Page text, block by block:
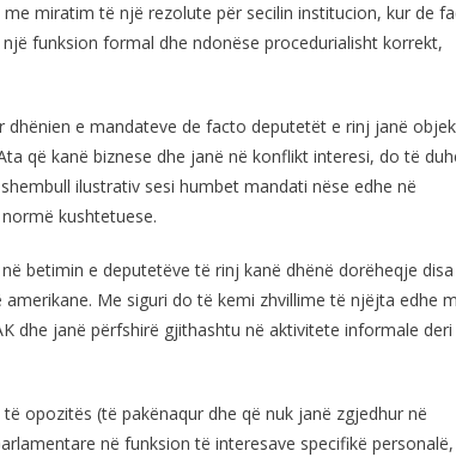
miratim të një rezolute për secilin institucion, kur de
funksion formal dhe ndonëse procedurialisht korrekt,
e mandateve de facto deputetët e rinj janë
që kanë biznese dhe janë në konflikt interesi, do të
ilustrativ sesi humbet mandati nëse edhe në
kushtetuese.
betimin e deputetëve të rinj kanë dhënë dorëheqje disa
Me siguri do të kemi zhvillime të njëjta edhe
dhe janë përfshirë gjithashtu në aktivitete informale deri
opozitës (të pakënaqur dhe që nuk janë zgjedhur në
në funksion të interesave specifikë personalë,